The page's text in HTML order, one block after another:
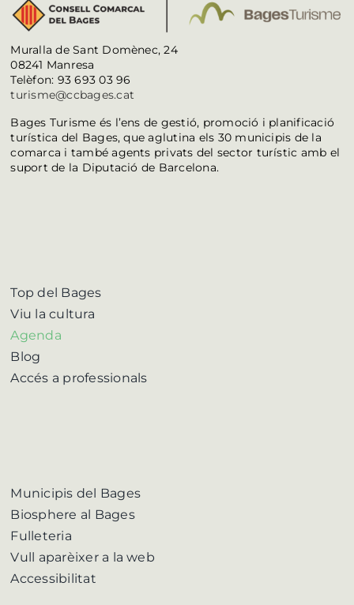
Muralla de Sant Domènec, 24
08241 Manresa
Telèfon: 93 693 03 96
turisme@ccbages.cat
Bages Turisme és l’ens de gestió, promoció i planificació
turística del Bages, que aglutina els 30 municipis de la
comarca i també agents privats del sector turístic amb el
suport de la Diputació de Barcelona.
Top del Bages
Viu la cultura
Agenda
Blog
Accés a professionals
Municipis del Bages
Biosphere al Bages
Fulleteria
Vull aparèixer a la web
Accessibilitat